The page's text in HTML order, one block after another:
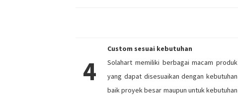
4
Custom sesuai kebutuhan
Solahart memiliki berbagai macam produk
yang dapat disesuaikan dengan kebutuhan
baik proyek besar maupun untuk kebutuhan